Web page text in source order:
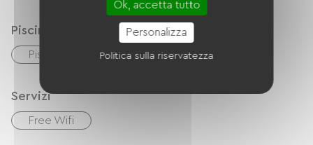
Piscina
Piscina all'aperto
Servizi
Free Wifi
Ok, accetta tutto
Personalizza
Politica sulla riservatezza